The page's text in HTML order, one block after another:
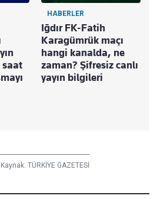
saat
HABERLER
Iğdır FK-Fatih
Karagümrük maçı
hangi kanalda, ne
zaman? Şifresiz canlı
yayın bilgileri
Kaynak: TÜRKİYE GAZETESİ